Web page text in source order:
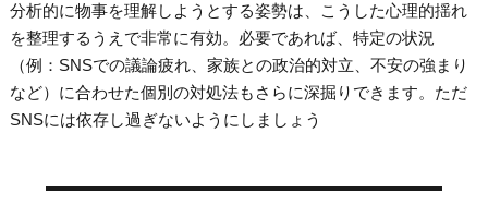
分析的に物事を理解しようとする姿勢は、こうした心理的揺れ
を整理するうえで非常に有効。必要であれば、特定の状況
（例：SNSでの議論疲れ、家族との政治的対立、不安の強まり
など）に合わせた個別の対処法もさらに深掘りできます。ただ
SNSには依存し過ぎないようにしましょう